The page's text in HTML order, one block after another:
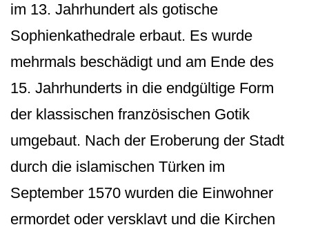
im 13. Jahrhundert als gotische
Sophienkathedrale erbaut. Es wurde
mehrmals beschädigt und am Ende des
15. Jahrhunderts in die endgültige Form
der klassischen französischen Gotik
umgebaut. Nach der Eroberung der Stadt
durch die islamischen Türken im
September 1570 wurden die Einwohner
ermordet oder versklavt und die Kirchen